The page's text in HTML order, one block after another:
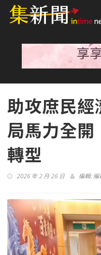
助攻庶民
局馬力全
轉型
2026 年 2 月 26 日 編輯:編